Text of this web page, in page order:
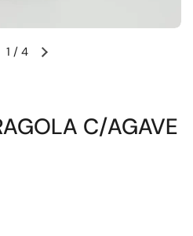
precedente
Diapositiva successiva
1 / 4
C/AGAVE